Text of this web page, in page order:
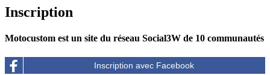
Inscription
Motocustom est un site du réseau Social3W de 10 communautés